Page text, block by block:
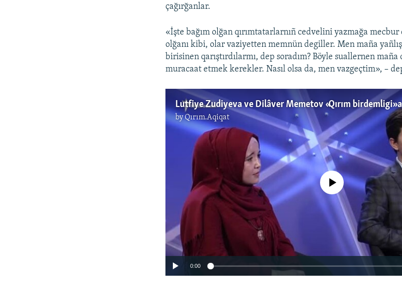
çağırğanlar.
«İşte bağım olğan qırımtatarlarnıñ cedvelini yazmağa
olğanı kibi, olar vaziyetten memnün degiller. Men maña
birisinen qarıştırdılarmı, dep soradım? Böyle suallernen
muracaat etmek kerekler. Nasıl olsa da, men vazgeçtim», –
byQırım.Aqiqat
No media source currently available
0:00